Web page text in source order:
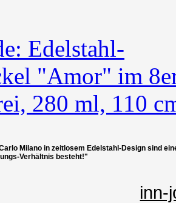
Milano in zeitlosem Edelstahl-Design sind
Verhältnis besteht!"
inn-